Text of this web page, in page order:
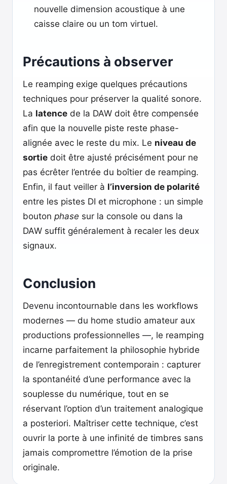
nouvelle dimension acoustique à une
caisse claire ou un tom virtuel.
Précautions à observer
Le reamping exige quelques précautions
techniques pour préserver la qualité sonore.
La latence de la DAW doit être compensée
afin que la nouvelle piste reste phase-
alignée avec le reste du mix. Le niveau de
sortie doit être ajusté précisément pour ne
pas écrêter l’entrée du boîtier de reamping.
Enfin, il faut veiller à l’inversion de polarité
entre les pistes DI et microphone : un simple
bouton phase sur la console ou dans la
DAW suffit généralement à recaler les deux
signaux.
Conclusion
Devenu incontournable dans les workflows
modernes — du home studio amateur aux
productions professionnelles —, le reamping
incarne parfaitement la philosophie hybride
de l’enregistrement contemporain : capturer
la spontanéité d’une performance avec la
souplesse du numérique, tout en se
réservant l’option d’un traitement analogique
a posteriori. Maîtriser cette technique, c’est
ouvrir la porte à une infinité de timbres sans
jamais compromettre l’émotion de la prise
originale.